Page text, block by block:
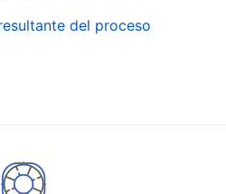
del proceso